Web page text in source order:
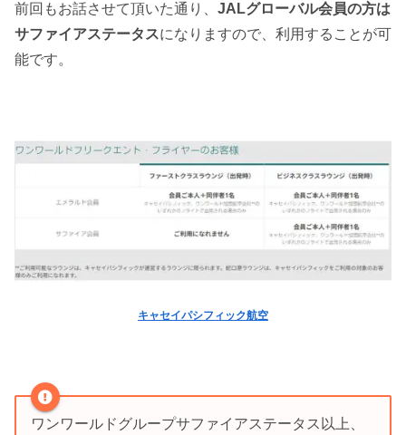
前回もお話させて頂いた通り、 JALグローバル会員の方は
サファイアステータスになりますので、利用することが可
能です。
キャセイパシフィック航空
ワンワールドグループサファイアステータス以上、